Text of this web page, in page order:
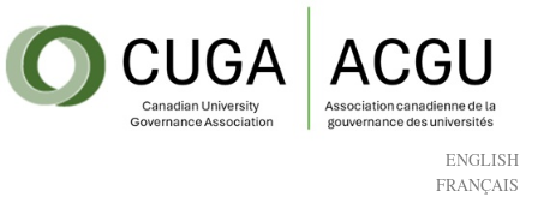
to
main
content
ENGLISH
FRANÇAIS